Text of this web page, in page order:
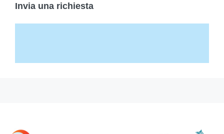
Invia una richiesta